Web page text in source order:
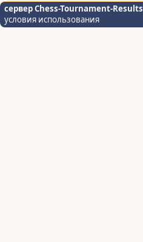
сервер Chess-Tournament-Results
условия использования